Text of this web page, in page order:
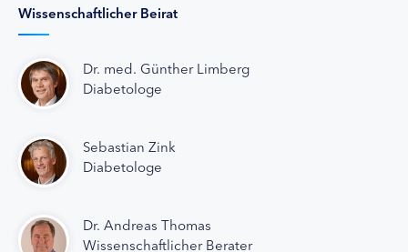
Wissenschaftlicher Beirat
Dr. med. Günther Limberg
Diabetologe
Sebastian Zink
Diabetologe
Dr. Andreas Thomas
Wissenschaftlicher Berater